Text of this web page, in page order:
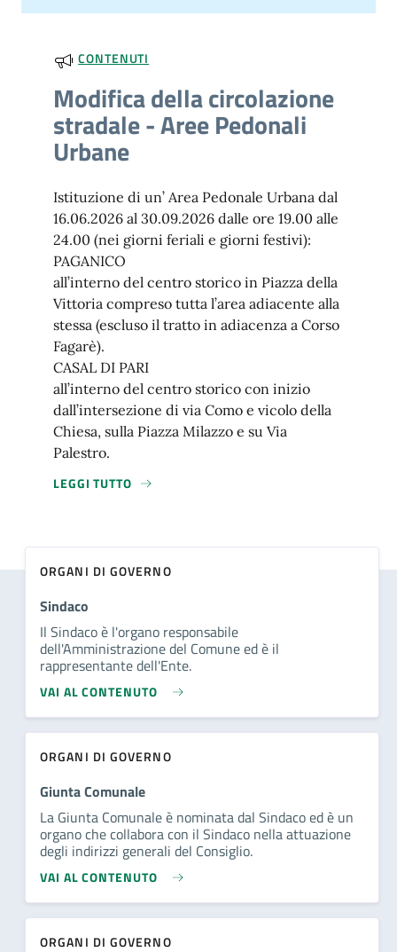
CONTENUTI
Modifica della circolazione
stradale - Aree Pedonali
Urbane
Istituzione di un’ Area Pedonale Urbana dal
16.06.2026 al 30.09.2026 dalle ore 19.00 alle
24.00 (nei giorni feriali e giorni festivi):
PAGANICO
all’interno del centro storico in Piazza della
Vittoria compreso tutta l’area adiacente alla
stessa (escluso il tratto in adiacenza a Corso
Fagarè).
CASAL DI PARI
all’interno del centro storico con inizio
dall’intersezione di via Como e vicolo della
Chiesa, sulla Piazza Milazzo e su Via
Palestro.
LEGGI TUTTO
ORGANI DI GOVERNO
Sindaco
Il Sindaco è l'organo responsabile
dell'Amministrazione del Comune ed è il
rappresentante dell'Ente.
VAI AL CONTENUTO
ORGANI DI GOVERNO
Giunta Comunale
La Giunta Comunale è nominata dal Sindaco ed è un
organo che collabora con il Sindaco nella attuazione
degli indirizzi generali del Consiglio.
VAI AL CONTENUTO
ORGANI DI GOVERNO